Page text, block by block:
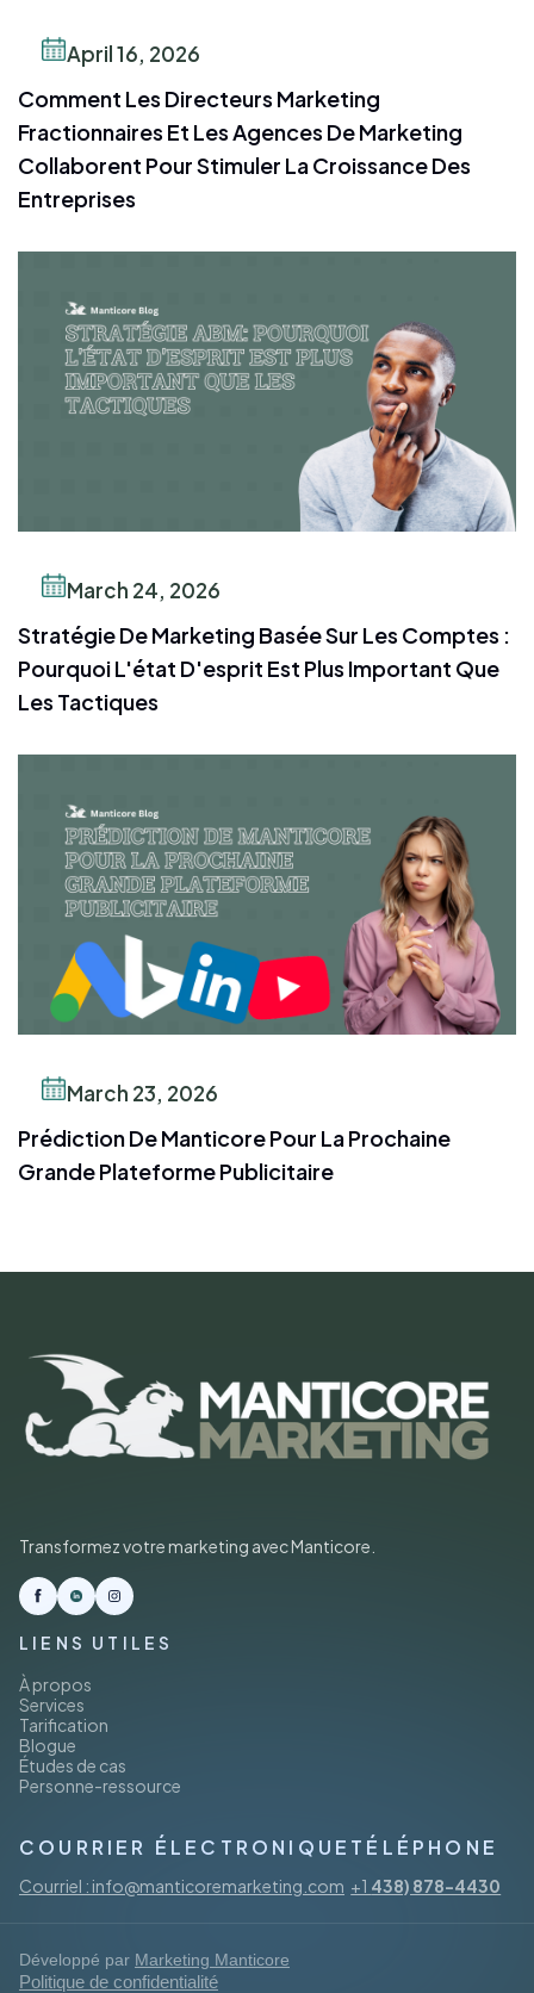
April 16, 2026
Comment Les Directeurs Marketing
Fractionnaires Et Les Agences De Marketing
Collaborent Pour Stimuler La Croissance Des
Entreprises
March 24, 2026
Stratégie De Marketing Basée Sur Les Comptes :
Pourquoi L'état D'esprit Est Plus Important Que
Les Tactiques
March 23, 2026
Prédiction De Manticore Pour La Prochaine
Grande Plateforme Publicitaire
Transformez votre marketing avec Manticore.
LIENS UTILES
À propos
Services
Tarification
Blogue
Études de cas
Personne-ressource
COURRIER ÉLECTRONIQUE
Courriel : info@manticoremarketing.com
TÉLÉPHONE
+1 438) 878-4430
Développé par Marketing Manticore
Politique de confidentialité